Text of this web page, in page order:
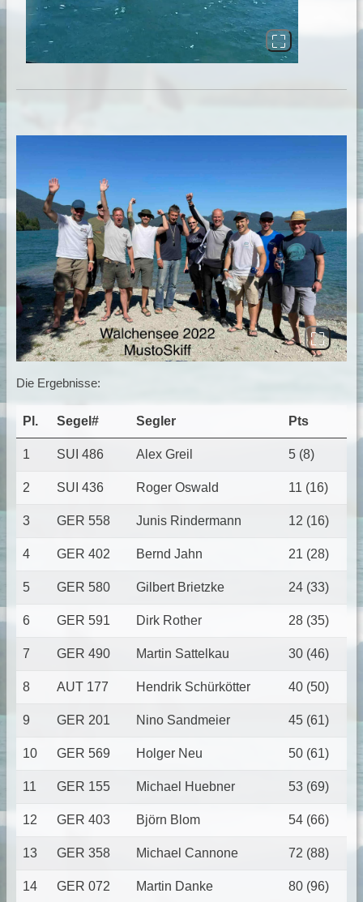
Die Ergebnisse:
Pl. Segel# Segler Pts
1 SUI 486 Alex Greil 5 (8)
2 SUI 436 Roger Oswald 11 (16)
3 GER 558 Junis Rindermann 12 (16)
4 GER 402 Bernd Jahn 21 (28)
5 GER 580 Gilbert Brietzke 24 (33)
6 GER 591 Dirk Rother 28 (35)
7 GER 490 Martin Sattelkau 30 (46)
8 AUT 177 Hendrik Schürkötter 40 (50)
9 GER 201 Nino Sandmeier 45 (61)
10 GER 569 Holger Neu 50 (61)
11 GER 155 Michael Huebner 53 (69)
12 GER 403 Björn Blom 54 (66)
13 GER 358 Michael Cannone 72 (88)
14 GER 072 Martin Danke 80 (96)